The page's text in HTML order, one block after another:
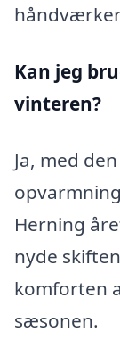
Kan jeg
vinteren?
Ja, med
Herning
nyde
komforten
sæsonen.